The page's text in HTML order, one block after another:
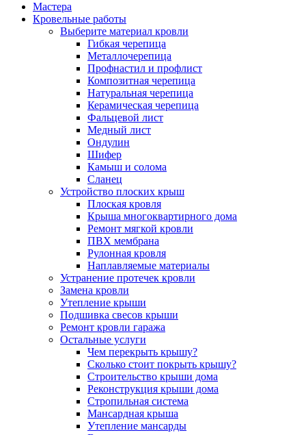
Мастера
Кровельные работы
Выберите материал кровли
Гибкая черепица
Металлочерепица
Профнастил и профлист
Композитная черепица
Натуральная черепица
Керамическая черепица
Фальцевой лист
Медный лист
Ондулин
Шифер
Камыш и солома
Сланец
Устройство плоских крыш
Плоская кровля
Крыша многоквартирного дома
Ремонт мягкой кровли
ПВХ мембрана
Рулонная кровля
Наплавляемые материалы
Устранение протечек кровли
Замена кровли
Утепление крыши
Подшивка свесов крыши
Ремонт кровли гаража
Остальные услуги
Чем перекрыть крышу?
Сколько стоит покрыть крышу?
Строительство крыши дома
Реконструкция крыши дома
Стропильная система
Мансардная крыша
Утепление мансарды